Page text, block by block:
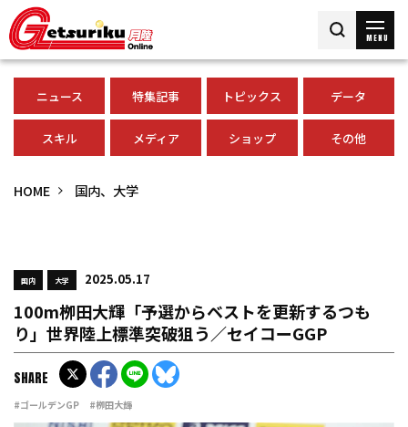
MENU
ニュース 特集記事 トピックス データ
スキル メディア ショップ その他
HOME 国内、大学
国内 大学 2025.05.17
100m栁田大輝「予選からベストを更新するつも
り」世界陸上標準突破狙う／セイコーGGP
#ゴールデンGP #栁田大輝
SHARE